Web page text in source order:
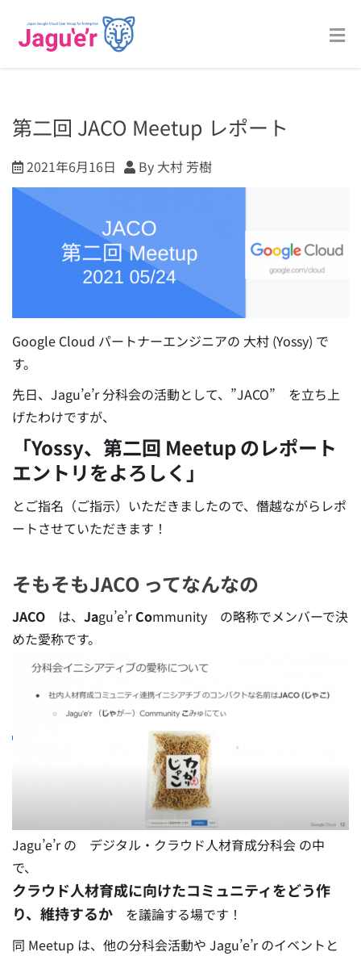
第二回 JACO Meetup レポート
2021年6月16日 By 大村 芳樹
Google Cloud パートナーエンジニアの 大村 (Yossy) で
す。
先日、Jagu’e’r 分科会の活動として、”JACO” を立ち上
げたわけですが、
「Yossy、第二回 Meetup のレポート
エントリをよろしく」
とご指名（ご指示）いただきましたので、僭越ながらレポ
ートさせていただきます！
そもそもJACO ってなんなの
JACO は、 Jagu’e’rCommunity の略称でメンバーで決
めた愛称です。
Jagu’e’r の デジタル・クラウド人材育成分科会 の中
で、
クラウド人材育成に向けたコミュニティをどう作
り、維持するか を議論する場です！
同 Meetup は、他の分科会活動や Jagu’e’r のイベントと